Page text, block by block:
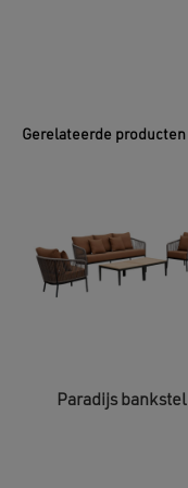
Gerelateerde producten
Paradijs bankstel